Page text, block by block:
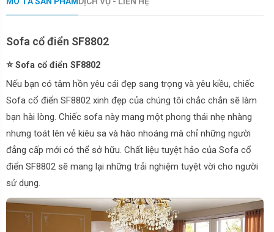
Sofa cổ điển SF8802
⭐Sofa cổ điển SF8802
Nếu bạn có tâm hồn yêu cái đẹp sang trọng và yêu kiều, chiếc
Sofa cổ điển SF8802 xinh đẹp của chúng tôi chắc chắn sẽ làm
bạn hài lòng. Chiếc sofa này mang một phong thái nhẹ nhàng
nhưng toát lên vẻ kiêu sa và hào nhoáng mà chỉ những người
đẳng cấp mới có thể sở hữu. Chất liệu tuyệt hảo của Sofa cổ
điển SF8802 sẽ mang lại những trải nghiệm tuyệt vời cho người
sử dụng.